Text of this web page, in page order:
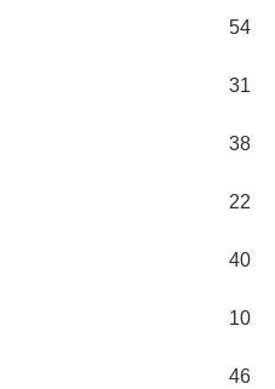
54
31
38
22
40
10
46